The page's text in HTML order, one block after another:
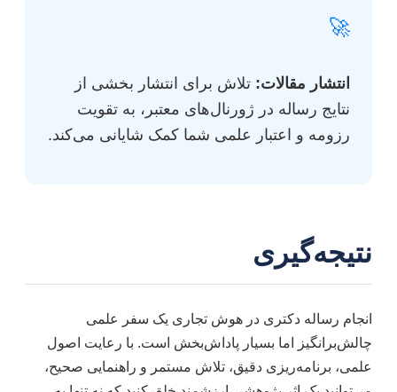
🚀
انتشار مقالات: تلاش برای انتشار بخشی از
نتایج رساله در ژورنال‌های معتبر، به تقویت
رزومه و اعتبار علمی شما کمک شایانی می‌کند.
نتیجه‌گیری
انجام رساله دکتری در هوش تجاری یک سفر علمی
چالش‌برانگیز اما بسیار پاداش‌بخش است. با رعایت اصول
علمی، برنامه‌ریزی دقیق، تلاش مستمر و راهنمایی صحیح،